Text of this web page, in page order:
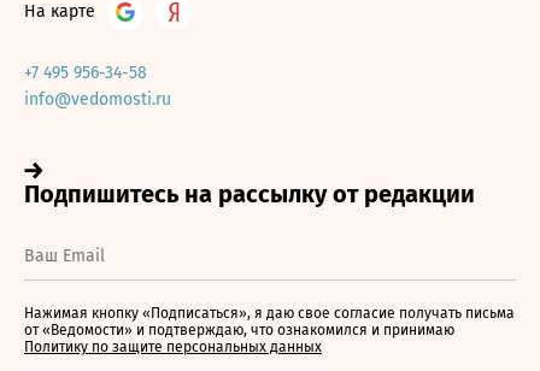
На карте
+7 495 956-34-58
info@vedomosti.ru
Нажимая кнопку «Подписаться», я даю свое согласие получать письма
от «Ведомости» и подтверждаю, что ознакомился и принимаю
Политику по защите персональных данных